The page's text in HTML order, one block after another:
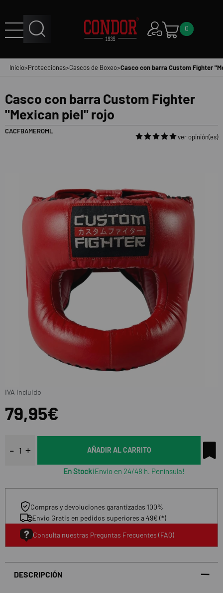
0
Inicio>Protecciones>Cascos de Boxeo>Casco con barra Custom Fighter
Casco con barra Custom Fighter
"Mexican piel" rojo
CACFBAMEROML
ver opinión(es)
79,95€
IVA Incluido
AÑADIR AL CARRITO
En Stock¡Envio en 24/48 h. Península!
Compras y devoluciones garantizadas 100%
Envio Gratis en pedidos superiores a 49€ (*)
Consulta nuestras Preguntas Frecuentes (FAQ)
DESCRIPCIÓN